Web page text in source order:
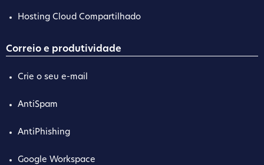
Hosting Cloud Compartilhado
Correio e produtividade
Crie o seu e-mail
AntiSpam
AntiPhishing
Google Workspace